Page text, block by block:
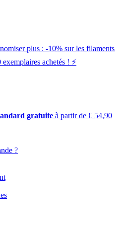
plus : -10% sur les filaments
achetés ! ⚡️
gratuite à partir de € 54,90
?